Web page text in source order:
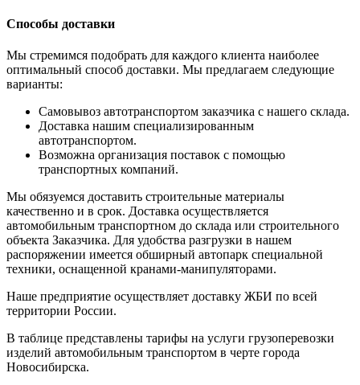
Способы доставки
Мы стремимся подобрать для каждого клиента наиболее
оптимальный способ доставки. Мы предлагаем следующие
варианты:
Самовывоз автотранспортом заказчика с нашего склада.
Доставка нашим специализированным
автотранспортом.
Возможна организация поставок с помощью
транспортных компаний.
Мы обязуемся доставить строительные материалы
качественно и в срок. Доставка осуществляется
автомобильным транспортном до склада или строительного
объекта Заказчика. Для удобства разгрузки в нашем
распоряжении имеется обширный автопарк специальной
техники, оснащенной кранами-манипуляторами.
Наше предприятие осуществляет доставку ЖБИ по всей
территории России.
В таблице представлены тарифы на услуги грузоперевозки
изделий автомобильным транспортом в черте города
Новосибирска.